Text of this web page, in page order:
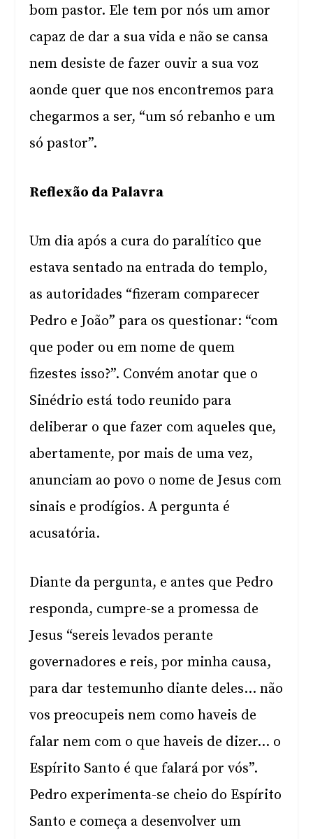
bom pastor. Ele tem por nós um amor
capaz de dar a sua vida e não se cansa
nem desiste de fazer ouvir a sua voz
aonde quer que nos encontremos para
chegarmos a ser, “um só rebanho e um
só pastor”.
Reflexão da Palavra
Um dia após a cura do paralítico que
estava sentado na entrada do templo,
as autoridades “fizeram comparecer
Pedro e João” para os questionar: “com
que poder ou em nome de quem
fizestes isso?”. Convém anotar que o
Sinédrio está todo reunido para
deliberar o que fazer com aqueles que,
abertamente, por mais de uma vez,
anunciam ao povo o nome de Jesus com
sinais e prodígios. A pergunta é
acusatória.
Diante da pergunta, e antes que Pedro
responda, cumpre-se a promessa de
Jesus “sereis levados perante
governadores e reis, por minha causa,
para dar testemunho diante deles… não
vos preocupeis nem como haveis de
falar nem com o que haveis de dizer… o
Espírito Santo é que falará por vós”.
Pedro experimenta-se cheio do Espírito
Santo e começa a desenvolver um